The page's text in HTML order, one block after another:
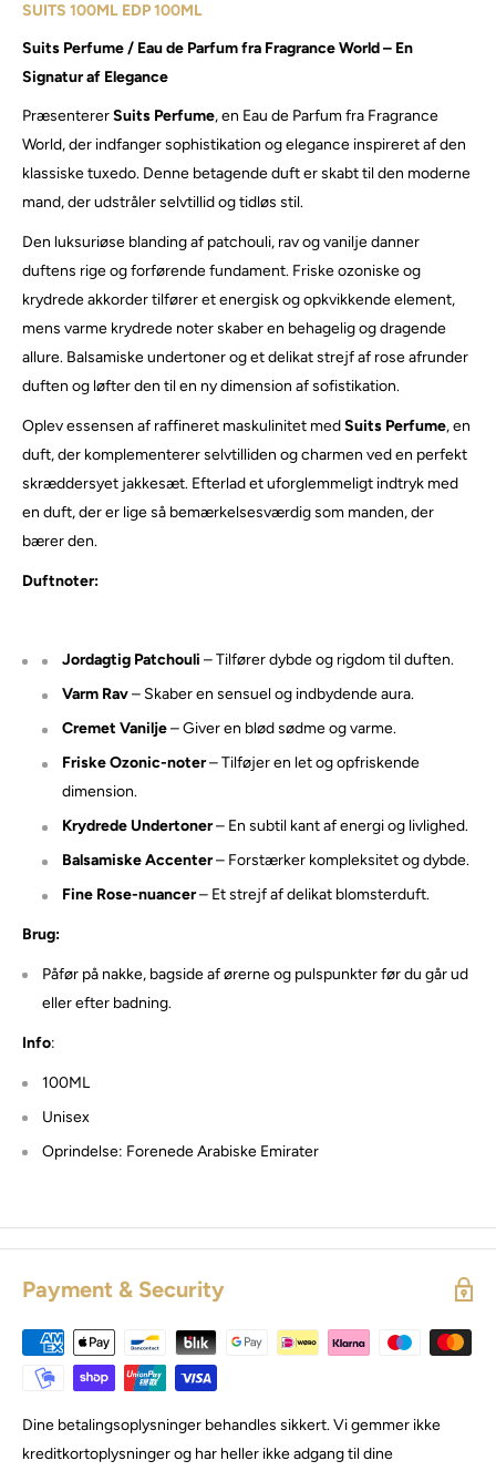
SUITS 100ML EDP100ML
Suits Perfume / Eau de Parfum fra Fragrance World – En
Signatur af Elegance
PræsentererSuits Perfume, en Eau de Parfum fra Fragrance
World, der indfanger sophistikation og elegance inspireret af den
klassiske tuxedo. Denne betagende duft er skabt til den moderne
mand, der udstråler selvtillid og tidløs stil.
Den luksuriøse blanding af patchouli, rav og vanilje danner
duftens rige og forførende fundament. Friske ozoniske og
krydrede akkorder tilfører et energisk og opkvikkende element,
mens varme krydrede noter skaber en behagelig og dragende
allure. Balsamiske undertoner og et delikat strejf af rose afrunder
duften og løfter den til en ny dimension af sofistikation.
Oplev essensen af raffineret maskulinitet medSuits Perfume, en
duft, der komplementerer selvtilliden og charmen ved en perfekt
skræddersyet jakkesæt. Efterlad et uforglemmeligt indtryk med
en duft, der er lige så bemærkelsesværdig som manden, der
bærer den.
Duftnoter:
Jordagtig Patchouli – Tilfører dybde og rigdom til duften.
Varm Rav– Skaber en sensuel og indbydende aura.
Cremet Vanilje– Giver en blød sødme og varme.
Friske Ozonic-noter– Tilføjer en let og opfriskende
dimension.
Krydrede Undertoner– En subtil kant af energi og livlighed.
Balsamiske Accenter– Forstærker kompleksitet og dybde.
Fine Rose-nuancer– Et strejf af delikat blomsterduft.
Brug:
Påfør på nakke, bagside af ørerne og pulspunkter før du går ud
eller efter badning.
Info:
100ML
Unisex
Oprindelse: Forenede Arabiske Emirater
Payment & Security
Dine betalingsoplysninger behandles sikkert. Vi gemmer ikke
kreditkortoplysninger og har heller ikke adgang til dine